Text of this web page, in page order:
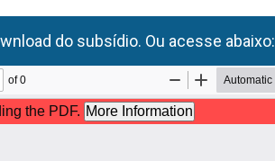
do subsídio. Ou acesse abaixo: